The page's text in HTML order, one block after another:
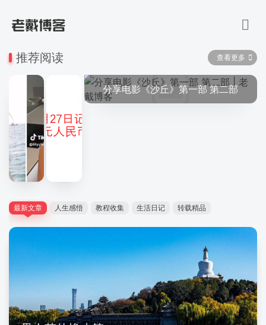
推荐阅读 查看更多
分享电影《沙丘》第一部 第二部
最新文章 人生感悟 教程收集 生活日记 转载精品